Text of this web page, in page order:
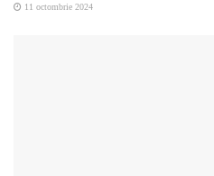
11 octombrie 2024